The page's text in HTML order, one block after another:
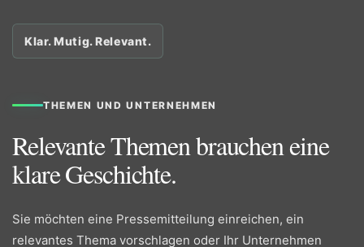
Klar. Mutig. Relevant.
THEMEN UND UNTERNEHMEN
Relevante Themen brauchen eine
klare Geschichte.
Sie möchten eine Pressemitteilung einreichen, ein
relevantes Thema vorschlagen oder Ihr Unternehmen